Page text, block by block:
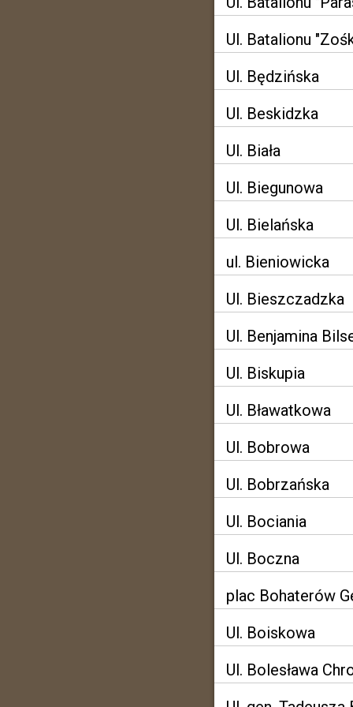
Ul. Batalionu
Ul. Będzińska
Ul. Beskidzka
Ul. Biała
Ul. Biegunowa
Ul. Bielańska
ul. Bieniowicka
Ul. Bieszczadzka
Ul. Benjamina
Ul. Biskupia
Ul. Bławatkowa
Ul. Bobrowa
Ul. Bobrzańska
Ul. Bociania
Ul. Boczna
plac Bohaterów
Ul. Boiskowa
Ul. Bolesława